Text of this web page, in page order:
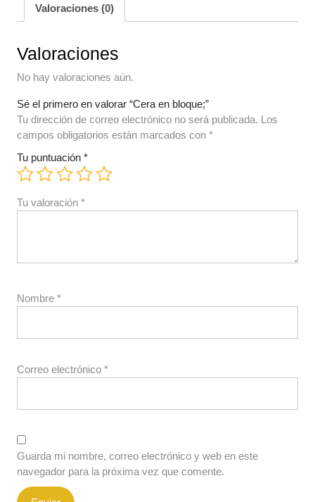
Valoraciones (0)
Valoraciones
No hay valoraciones aún.
Sé el primero en valorar “Cera en bloque;”
Tu dirección de correo electrónico no será publicada. Los
campos obligatorios están marcados con *
Tu puntuación *
Tu valoración *
Nombre *
Correo electrónico *
Guarda mi nombre, correo electrónico y web en este
navegador para la próxima vez que comente.